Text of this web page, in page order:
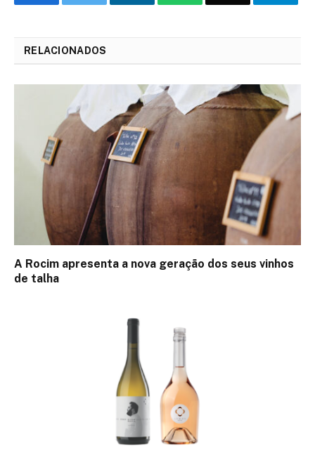
RELACIONADOS
A Rocim apresenta a nova geração dos seus vinhos
de talha